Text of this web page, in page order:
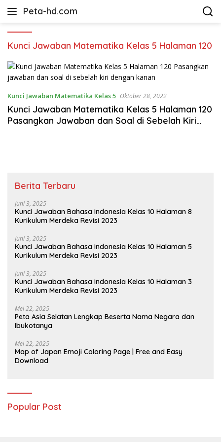
Peta-hd.com
Kumpulan
HD
Kunci Jawaban Matematika Kelas 5 Halaman 120
Kunci Jawaban Matematika Kelas 5 Oktober 28, 2022
Kunci Jawaban Matematika Kelas 5 Halaman 120
Pasangkan Jawaban dan Soal di Sebelah Kiri
Berita Terbaru
Juni 3, 2025
Kunci Jawaban Bahasa Indonesia Kelas 10 Halaman 8
Kurikulum Merdeka Revisi 2023
Juni 3, 2025
Kunci Jawaban Bahasa Indonesia Kelas 10 Halaman 5
Kurikulum Merdeka Revisi 2023
Juni 3, 2025
Kunci Jawaban Bahasa Indonesia Kelas 10 Halaman 3
Kurikulum Merdeka Revisi 2023
Mei 22, 2025
Peta Asia Selatan Lengkap Beserta Nama Negara dan
Ibukotanya
Mei 22, 2025
Map of Japan Emoji Coloring Page | Free and Easy
Download
Popular Post